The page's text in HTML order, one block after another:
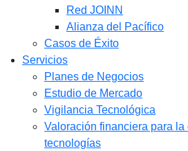
Red JOINN
Alianza del Pacífico
Casos de Éxito
Servicios
Planes de Negocios
Estudio de Mercado​
Vigilancia Tecnológica
Valoración financiera para
tecnologías